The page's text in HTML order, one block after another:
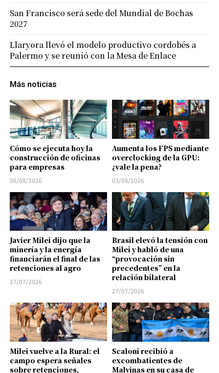
Más noticias
Cómo se ejecuta hoy la
construcción de oficinas
para empresas
06/08/2026
Aumenta los FPS mediante
overclocking de la GPU:
¿vale la pena?
03/08/2026
Javier Milei dijo que la
minería y la energía
financiarán el final de las
retenciones al agro
27/07/2026
Brasil elevó la tensión con
Milei y habló de una
“provocación sin
precedentes” en la
relación bilateral
27/07/2026
Milei vuelve a la Rural: el
campo espera señales
sobre retenciones,
Scaloni recibió a
excombatientes de
Malvinas en su casa de
San Francisco será sede del Mundial de Bochas
2027
Llaryora llevó el modelo productivo cordobés a
Palermo y se reunió con la Mesa de Enlace